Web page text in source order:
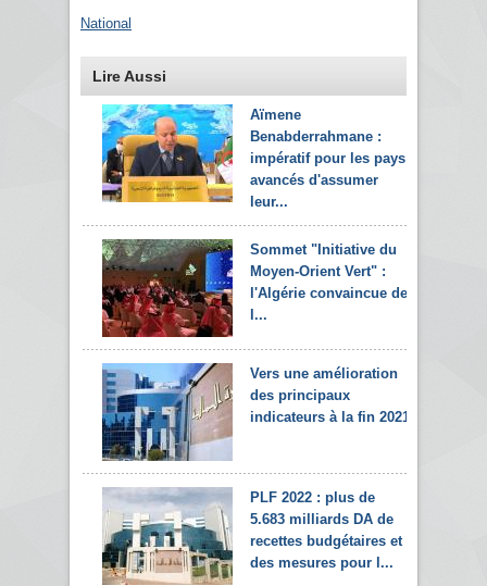
National
Lire Aussi
Aïmene
Benabderrahmane :
impératif pour les pays
avancés d'assumer
leur...
Sommet "Initiative du
Moyen-Orient Vert" :
l'Algérie convaincue de
l...
Vers une amélioration
des principaux
indicateurs à la fin 2021
PLF 2022 : plus de
5.683 milliards DA de
recettes budgétaires et
des mesures pour l...